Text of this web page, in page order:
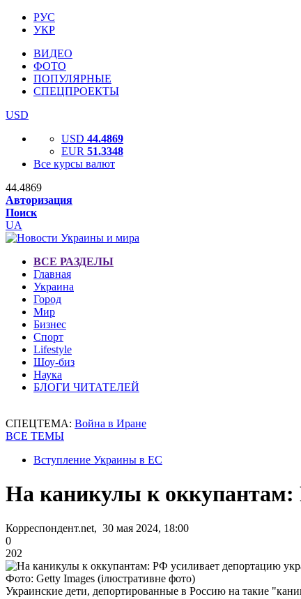
РУС
УКР
ВИДЕО
ФОТО
ПОПУЛЯРНЫЕ
СПЕЦПРОЕКТЫ
USD
USD 44.4869
EUR 51.3348
Все курсы валют
44.4869
Авторизация
Поиск
UA
ВСЕ РАЗДЕЛЫ
Главная
Украина
Город
Мир
Бизнес
Спорт
Lifestyle
Шоу-биз
Наука
БЛОГИ ЧИТАТЕЛЕЙ
СПЕЦТЕМА: Война в Иране
ВСЕ ТЕМЫ
Вступление Украины в ЕС
На каникулы к оккупантам:
Корреспондент.net, 30 мая 2024, 18:00
0
202
Фото: Getty Images (ілюстративне фото)
Украинские дети, депортированные в Россию на такие